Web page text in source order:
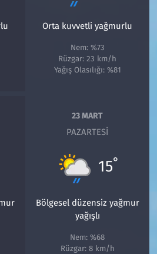
Orta kuvvetli yağmurlu
Nem: %73
Rüzgar: 23 km/h
Yağış Olasılığı: %81
23 MART
PAZARTESI
15°
Bölgesel düzensiz yağmur
yağışlı
Nem: %68
Rüzgar: 8 km/h